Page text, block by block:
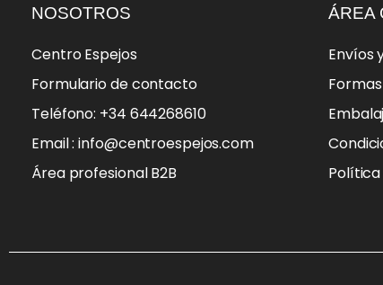
NOSOTROS
Centro Espejos
Formulario de contacto
Teléfono: +34 644268610
Email : info@centroespejos.com
Área profesional B2B
ÁREA
Envíos